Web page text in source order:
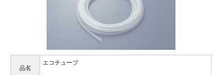
品名
エコチューブ